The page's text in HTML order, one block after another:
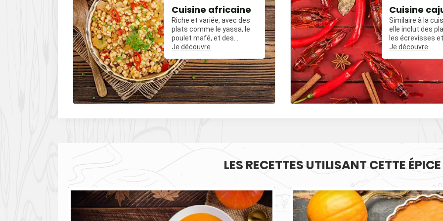
Cuisine africaine
Riche et variée, avec des
plats comme le yassa, le
poulet mafé, et des
influences épicées avec du
piments.
Je découvre
Cuisine
Similaire à la
elle inclut des
les écrevisses
frit épicé.
Je découvre
LES RECETTES UTILISANT CETTE ÉPICE